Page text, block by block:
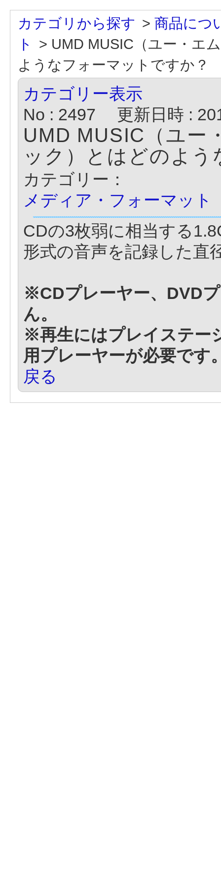
カテゴリから探す > 商品につ
ト
> UMD MUSIC（ユー・エ
ようなフォーマットですか？
カテゴリー表示
No : 2497
更新日時 :
UMD MUSIC（ユー
ック）とはどのよ
カテゴリー：
メディア・フォーマット
CDの3枚弱に相当する
形式の音声を記録した直
※CDプレーヤー、DVD
ん。
※再生にはプレイステー
用プレーヤーが必要です
戻る